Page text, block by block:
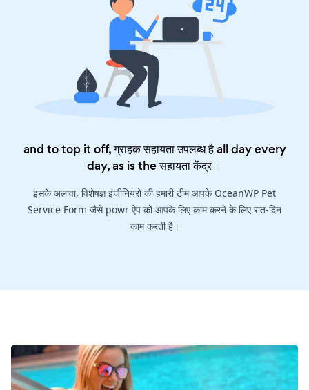
and to top it off, ग्राहक सहायता उपलब्ध है all day every
day, as is theसहायता केंद्र।
इसके अलावा, विशेषज्ञ इंजीनियरों की हमारी टीम आपके OceanWP Pet
Service Form जैसे powr ऐप को आपके लिए काम करने के लिए रात-दिन
काम करती है।